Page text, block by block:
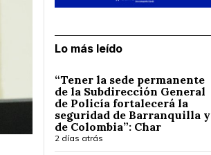
Lo más leído
“Tener la sede permanente
de la Subdirección General
de Policía fortalecerá la
seguridad de Barranquilla y
de Colombia”: Char
2 días atrás